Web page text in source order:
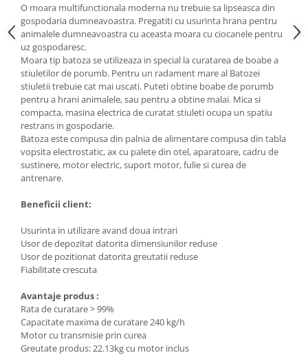
Masini de spalat rufe cu uscator
Masini de spalat rufe verticale
Uscatoare de rufe
Masini de spalat vase
Masini de spalat vase incorporabile
Masini de spalat vase
independente
Motoburghiu/Foreza pamant
Pachete Incorporabile
Pirostrii & Arzatoare
Plasa umbrire
Pompe de stropit
Radiatoare
Semanatoare,Plantatoare
Sere
Sobe pe gaz & electrice
Suflante & Aspiratoare
Aspiratoare
O moara multifunctionala moderna nu trebuie sa lipseasca din
gospodaria dumneavoastra. Pregatiti cu usurinta hrana pentru
animalele dumneavoastra cu aceasta moara cu ciocanele pentru
uz gospodaresc.
Moara tip batoza se utilizeaza in special la curatarea de boabe a
stiuletilor de porumb. Pentru un radament mare al Batozei
stiuletii trebuie cat mai uscati. Puteti obtine boabe de porumb
pentru a hrani animalele, sau pentru a obtine malai. Mica si
compacta, masina electrica de curatat stiuleti ocupa un spatiu
restrans in gospodarie.
Batoza este compusa din palnia de alimentare compusa din tabla
vopsita electrostatic, ax cu palete din otel, aparatoare, cadru de
sustinere, motor electric, suport motor, fulie si curea de
antrenare.
Beneficii client:
Usurinta in utilizare avand doua intrari
Usor de depozitat datorita dimensiunilor reduse
Usor de pozitionat datorita greutatii reduse
Fiabilitate crescuta
Avantaje produs :
Rata de curatare > 99%
Capacitate maxima de curatare 240 kg/h
Motor cu transmisie prin curea
Greutate produs: 22.13kg cu motor inclus